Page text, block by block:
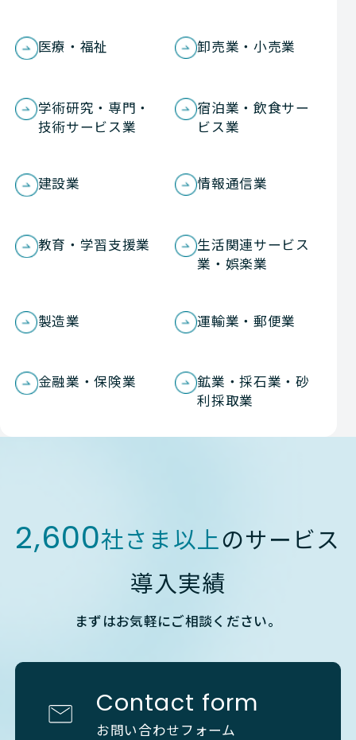
医療・福祉 卸売業・小売業
学術研究・専門・
技術サービス業
宿泊業・飲食サー
ビス業
建設業 情報通信業
教育・学習支援業
生活関連サービス
業・娯楽業
製造業 運輸業・郵便業
金融業・保険業
鉱業・採石業・砂
利採取業
2,600社さま以上のサービス
導入実績
まずはお気軽にご相談ください。
Contact form
お問い合わせフォーム